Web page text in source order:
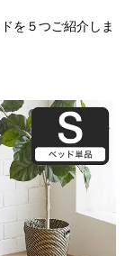
を５つご紹介しま